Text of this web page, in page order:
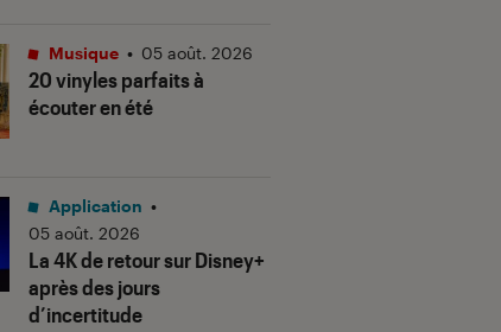
20 vinyles parfaits à
écouter en été
Musique • 05 août. 2026
La 4K de retour sur Disney+
après des jours
d’incertitude
Application •
05 août. 2026